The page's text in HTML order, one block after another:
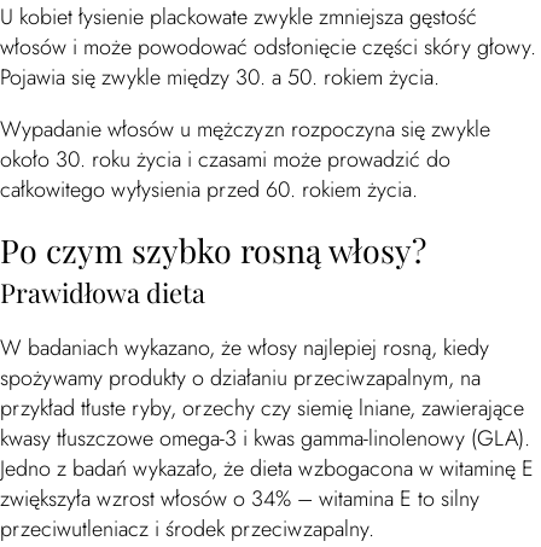
U kobiet łysienie plackowate zwykle zmniejsza gęstość
włosów i może powodować odsłonięcie części skóry głowy.
Pojawia się zwykle między 30. a 50. rokiem życia.
Wypadanie włosów u mężczyzn rozpoczyna się zwykle
około 30. roku życia i czasami może prowadzić do
całkowitego wyłysienia przed 60. rokiem życia.
Po czym szybko rosną włosy?
Prawidłowa dieta
W badaniach wykazano, że włosy najlepiej rosną, kiedy
spożywamy produkty o działaniu przeciwzapalnym, na
przykład tłuste ryby, orzechy czy siemię lniane, zawierające
kwasy tłuszczowe omega-3 i kwas gamma-linolenowy (GLA).
Jedno z badań wykazało, że dieta wzbogacona w witaminę E
zwiększyła wzrost włosów o 34% – witamina E to silny
przeciwutleniacz i środek przeciwzapalny.